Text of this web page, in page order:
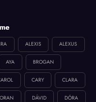
ALEXIS ALEXUS
AYA BROGAN
CARY CLARA
DÁVID DÓRA